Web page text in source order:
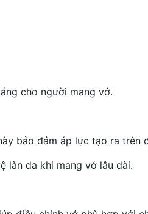
cho người mang vớ.
bảo đảm áp lực tạo ra trên
làn da khi mang vớ lâu dài.